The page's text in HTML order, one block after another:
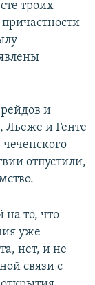
троих
и
Льеже и Генте
отпустили,
на то, что
уже
нет, и не
связи с